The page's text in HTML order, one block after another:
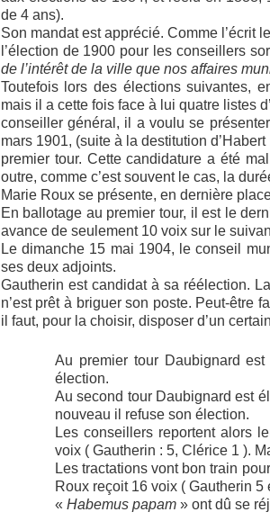
de 4 ans).
Son mandat est apprécié. Comme l’écrit
l’élection de 1900 pour les conseillers
de l’intérêt de la ville que nos affaires
Toutefois lors des élections suivantes,
mais il a cette fois face à lui quatre listes
conseiller général, il a voulu se
mars 1901, (suite à la destitution d’Habert
premier tour. Cette candidature a été
outre, comme c’est souvent le cas, la
Marie Roux se présente, en dernière
En ballotage au premier tour, il est le
avance de seulement 10 voix sur le
Le dimanche 15 mai 1904, le conseil
ses deux adjoints.
Gautherin est candidat à sa réélection.
n’est prêt à briguer son poste. Peut-être
il faut, pour la choisir, disposer d’un
Au premier tour Daubignard
élection.
Au second tour Daubignard est
nouveau il refuse son élection.
Les conseillers reportent alors
voix ( Gautherin : 5, Clérice 1 ).
Les tractations vont bon train
Roux reçoit 16 voix ( Gautherin
« Habemus papam» ont dû se